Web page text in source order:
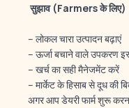
️सुझाव (Farmersके लिए)
– लोकल चारा उत्पादन बढ़ाएं
– ऊर्जा बचाने वाले उपकरण
– खर्च का सही मैनेजमेंट करें
– मार्केट के हिसाब से दूध की
अगर आप डेयरी फार्म शुरू